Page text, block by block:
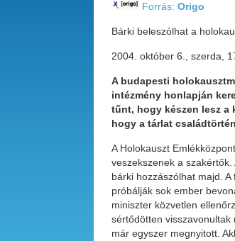
Forrás: Origo
Bárki beleszólhat a
2004. október 6., szerda,
A budapesti
intézmény honlapján
tűnt, hogy készen lesz a
hogy a tárlat
A Holokauszt
veszekszenek a
bárki hozzászólhat majd.
próbálják sok ember
miniszter közvetlen
sértődötten
már egyszer megnyitott.